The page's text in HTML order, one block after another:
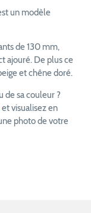
un modèle
de 130 mm,
ajouré. De plus ce
et chêne doré.
de sa couleur ?
et visualisez en
photo de votre